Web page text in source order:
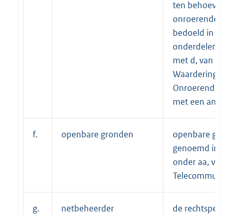
ten behoeve
onroerende
bedoeld in
onderdelen a
met d, van de
Waardering
Onroerende
met een
f. openbare gronden
openbare
genoemd in
onder aa, van
g. netbeheerder
de